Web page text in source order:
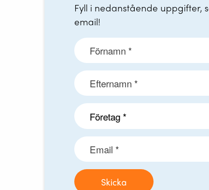
Fyll i nedanstående uppgifter,
email!
Skicka